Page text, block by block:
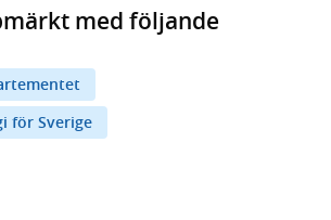
med följande
för Sverige